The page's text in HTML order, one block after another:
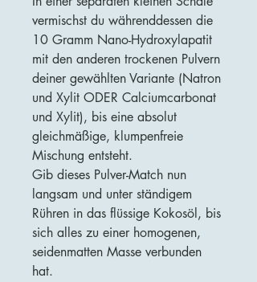
vermischst du währenddessen die
10 Gramm Nano-Hydroxylapatit
mit den anderen trockenen Pulvern
deiner gewählten Variante (Natron
und Xylit ODER Calciumcarbonat
und Xylit), bis eine absolut
gleichmäßige, klumpenfreie
Mischung entsteht.
Gib dieses Pulver-Match nun
langsam und unter ständigem
Rühren in das flüssige Kokosöl, bis
sich alles zu einer homogenen,
seidenmatten Masse verbunden
hat.